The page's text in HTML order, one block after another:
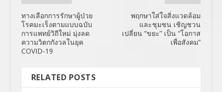
ทางเลือกการรักษาผู้ป่วย
โรคมะเร็งตามแบบฉบับ
การแพทย์วิถีใหม่ มุ่งลด
ความวิตกกังวลในยุค
COVID-19
พฤกษาใส่ใจสิ่งแวดล้อม
และชุมชน เชิญชวน
เปลี่ยน “ขยะ” เป็น “โอกาส
เพื่อสังคม”
RELATED POSTS